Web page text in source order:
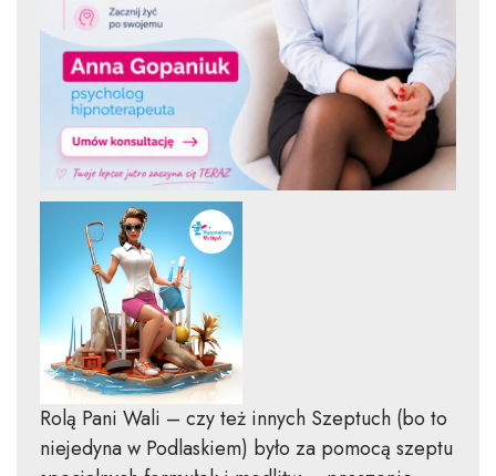
Rolą Pani Wali – czy też innych Szeptuch (bo to
niejedyna w Podlaskiem) było za pomocą szeptu